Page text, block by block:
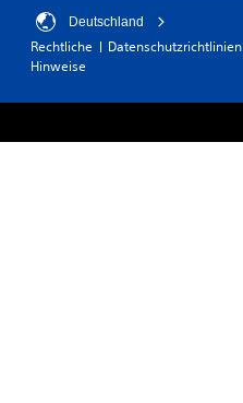
Deutschland
Rechtliche
Hinweise
Datenschutzrichtlinien